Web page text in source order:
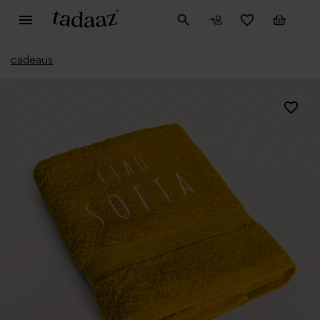
cadeaus